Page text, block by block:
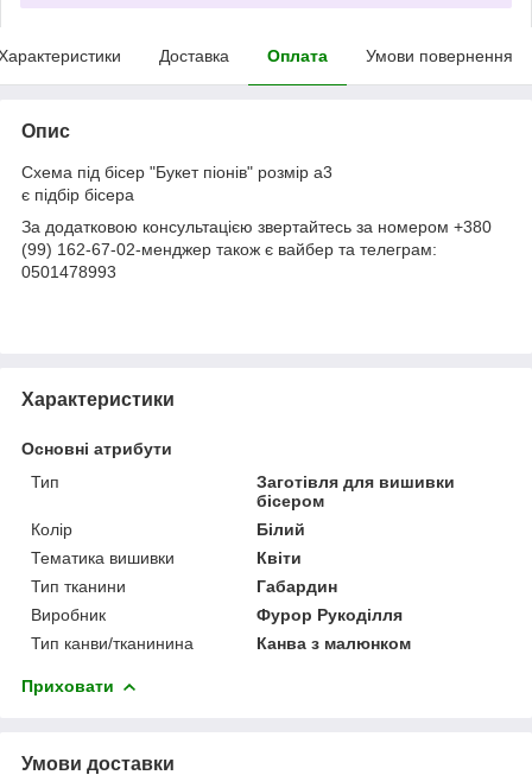
Доставка Оплата Умови повернення
Опис
Схема під бісер "Букет піонів" розмір а3
є підбір бісера
За додатковою консультацією звертайтесь за номером +380
(99) 162-67-02-менджер також є вайбер та телеграм:
0501478993
Характеристики
Основні атрибути
Тип
Заготівля для вишивки
бісером
Колір
Білий
Тематика вишивки
Квіти
Тип тканини
Габардин
Виробник
Фурор Рукоділля
Тип канви/тканинина
Канва з малюнком
Приховати
Умови доставки